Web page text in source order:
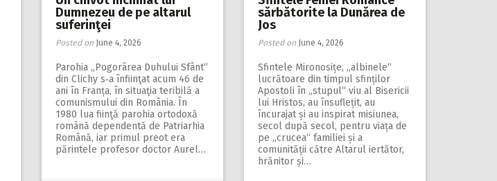
Dumnezeu de pe altarul
suferinţei
Posted on June 4, 2026
Parohia „Pogorârea Duhului Sfânt“
din Clichy s‑a înfiinţat acum 46 de
ani în Franța, în situaţia teribilă a
comunismului din România. În
1980 lua fiinţă parohia ortodoxă
română dependentă de Patriarhia
Română, iar primul preot era
părintele profesor doctor Aurel…
sărbătorite la Dunărea de
Jos
Posted on June 4, 2026
Sfintele Mironosițe, „albinele“
lucrătoare din timpul sfinților
Apostoli în „stupul“ viu al Bisericii
lui Hristos, au însuflețit, au
încurajat și au inspirat misiunea,
secol după secol, pentru viața de
pe „crucea“ familiei și a
comunității către Altarul iertător,
hrănitor și…